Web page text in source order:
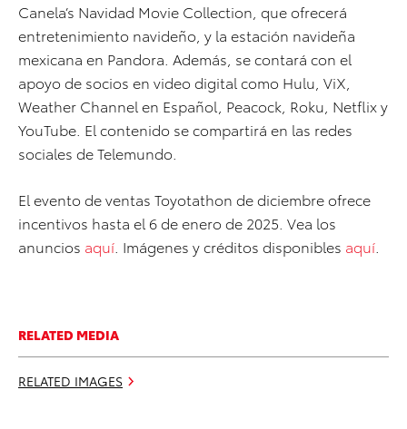
Canela’s Navidad Movie Collection, que ofrecerá
entretenimiento navideño, y la estación navideña
mexicana en Pandora. Además, se contará con el
apoyo de socios en video digital como Hulu, ViX,
Weather Channel en Español, Peacock, Roku, Netflix y
YouTube. El contenido se compartirá en las redes
sociales de Telemundo.
El evento de ventas Toyotathon de diciembre ofrece
incentivos hasta el 6 de enero de 2025. Vea los
anuncios aquí . Imágenes y créditos disponibles aquí
RELATED MEDIA
RELATED IMAGES